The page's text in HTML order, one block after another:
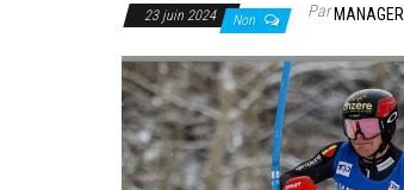
23 juin 2024 Non ParMANAGER